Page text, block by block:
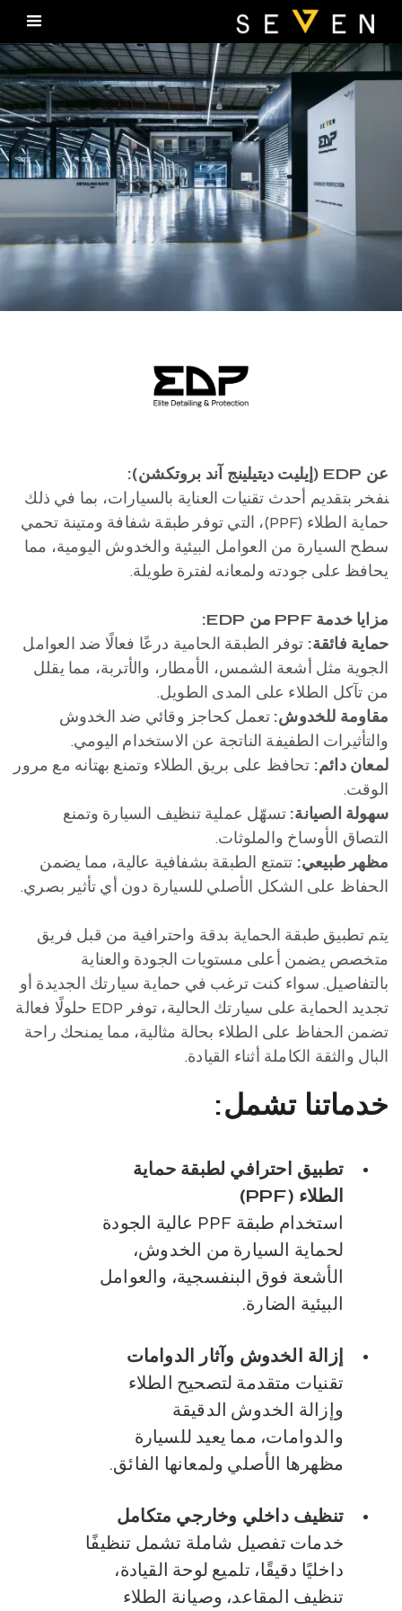
عن EDP (إيليت ديتيلينج آند بروتكشن):
نفخر بتقديم أحدث تقنيات العناية بالسيارات، بما في ذلك
حماية الطلاء (PPF)، التي توفر طبقة شفافة ومتينة تحمي
سطح السيارة من العوامل البيئية والخدوش اليومية، مما
يحافظ على جودته ولمعانه لفترة طويلة.
مزايا خدمة PPF من EDP:
حماية فائقة: توفر الطبقة الحامية درعًا فعالًا ضد العوامل
الجوية مثل أشعة الشمس، الأمطار، والأتربة، مما يقلل
من تآكل الطلاء على المدى الطويل.
مقاومة للخدوش: تعمل كحاجز وقائي ضد الخدوش
والتأثيرات الطفيفة الناتجة عن الاستخدام اليومي.
لمعان دائم: تحافظ على بريق الطلاء وتمنع بهتانه مع مرور
الوقت.
سهولة الصيانة: تسهّل عملية تنظيف السيارة وتمنع
التصاق الأوساخ والملوثات.
مظهر طبيعي: تتمتع الطبقة بشفافية عالية، مما يضمن
الحفاظ على الشكل الأصلي للسيارة دون أي تأثير بصري.
يتم تطبيق طبقة الحماية بدقة واحترافية من قبل فريق
متخصص يضمن أعلى مستويات الجودة والعناية
بالتفاصيل. سواء كنت ترغب في حماية سيارتك الجديدة أو
تجديد الحماية على سيارتك الحالية، توفر EDP حلولًا فعالة
تضمن الحفاظ على الطلاء بحالة مثالية، مما يمنحك راحة
البال والثقة الكاملة أثناء القيادة.
خدماتنا تشمل:
تطبيق احترافي لطبقة حماية
الطلاء (PPF)
استخدام طبقة PPF عالية الجودة
لحماية السيارة من الخدوش،
الأشعة فوق البنفسجية، والعوامل
البيئية الضارة.
إزالة الخدوش وآثار الدوامات
تقنيات متقدمة لتصحيح الطلاء
وإزالة الخدوش الدقيقة
والدوامات، مما يعيد للسيارة
مظهرها الأصلي ولمعانها الفائق.
تنظيف داخلي وخارجي متكامل
خدمات تفصيل شاملة تشمل تنظيفًا
داخليًا دقيقًا، تلميع لوحة القيادة،
تنظيف المقاعد، وصيانة الطلاء